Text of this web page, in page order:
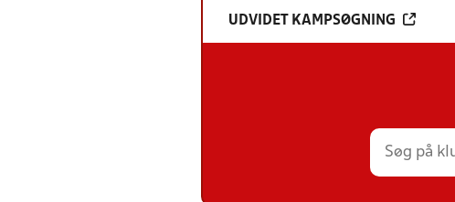
UDVIDET KAMPSØGNING